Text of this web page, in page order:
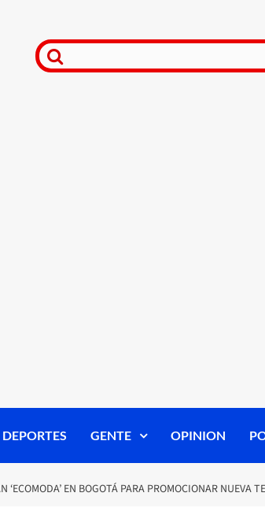
DEPORTES GENTE OPINION
‘ECOMODA’ EN BOGOTÁ PARA PROMOCIONAR NUEVA